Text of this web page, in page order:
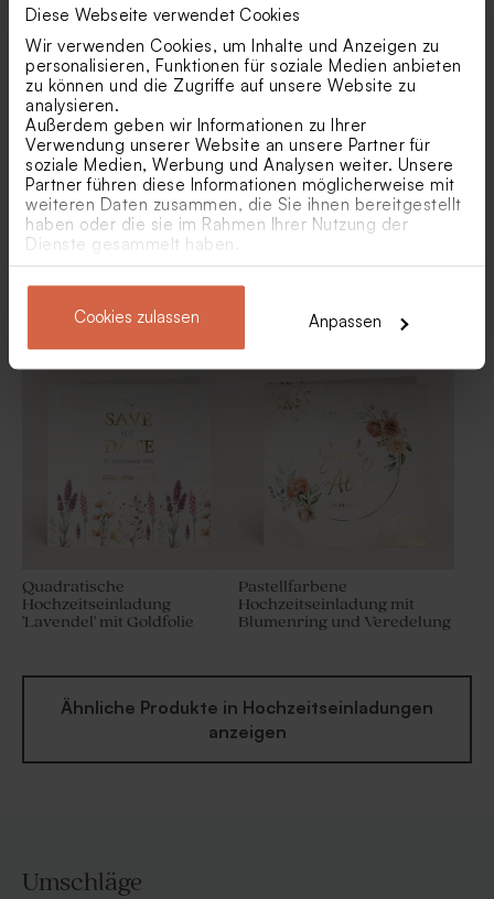
Diese Webseite verwendet Cookies
Wir verwenden Cookies, um Inhalte und Anzeigen zu
personalisieren, Funktionen für soziale Medien anbieten
zu können und die Zugriffe auf unsere Website zu
analysieren.
Außerdem geben wir Informationen zu Ihrer
Verwendung unserer Website an unsere Partner für
soziale Medien, Werbung und Analysen weiter. Unsere
Partner führen diese Informationen möglicherweise mit
weiteren Daten zusammen, die Sie ihnen bereitgestellt
haben oder die sie im Rahmen Ihrer Nutzung der
Dienste gesammelt haben.
Cookies zulassen Anpassen
DIY-Glas mit gelbem
Badesalz als Gastgeschenk
zur Hochzeit
Personalisierter Bleistift mit
beigem Windrad
Hochzeitseinladung in
Fotoanhänger
Hochzeitseinladung mit
Hochzeitseinladung optional
Hochzeitskarte in Weiß mit
Quadratische
Hochzeitseinladung
'Lavendel' mit Goldfolie
Pastellfarbene
Hochzeitseinladung mit
Blumenring und Veredelung
Ähnliche Produkte in Hochzeitseinladungen
anzeigen
Umschläge